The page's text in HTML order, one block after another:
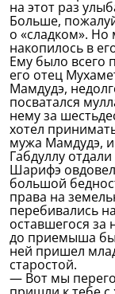
на этот раз
Больше,
о «сладком».
накопилось в
Ему было всего
его отец
Мамдудэ,
посватался
нему за
хотел
мужа Мамдудэ,
Габдуллу
Шарифэ
большой
права на
перебивались
оставшегося
до приемыша
ней пришел
старостой.
— Вот мы